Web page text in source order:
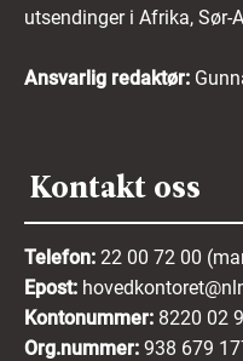
utsendinger i Afrika, Sør-
Ansvarlig redaktør:
Kontakt oss
Telefon: 22 00 72 00
Epost:
Kontonummer: 8220 02
Org.nummer: 938 679